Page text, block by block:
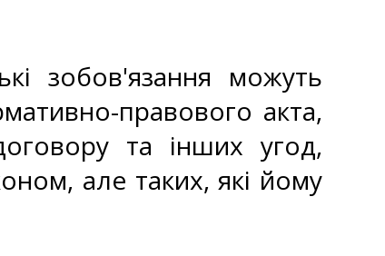
зобов'язання можуть
правового акта,
та інших угод,
але таких, які йому